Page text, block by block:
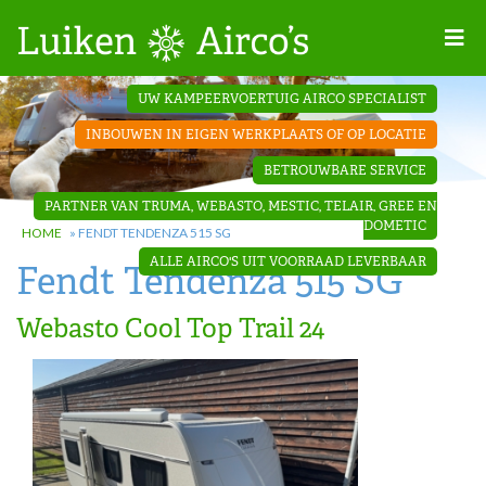
Projecten
Contact
Dakopbouw
airco’s
‘Onder de
bank’ airco’s
‘Teleco
Ultra
Comfort ‘
airco
UW KAMPEERVOERTUIG AIRCO SPECIALIST
INBOUWEN IN EIGEN WERKPLAATS OF OP LOCATIE
BETROUWBARE SERVICE
PARTNER VAN TRUMA, WEBASTO, MESTIC, TELAIR, GREE EN
DOMETIC
ALLE AIRCO'S UIT VOORRAAD LEVERBAAR
HOME » FENDT TENDENZA 515 SG
Fendt Tendenza 515 SG
Webasto Cool Top Trail 24